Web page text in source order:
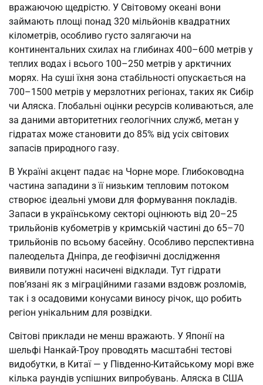
вражаючою щедрістю. У Світовому океані вони
займають площі понад 320 мільйонів квадратних
кілометрів, особливо густо залягаючи на
континентальних схилах на глибинах 400–600 метрів у
теплих водах і всього 100–250 метрів у арктичних
морях. На суші їхня зона стабільності опускається на
700–1500 метрів у мерзлотних регіонах, таких як Сибір
чи Аляска. Глобальні оцінки ресурсів коливаються, але
за даними авторитетних геологічних служб, метан у
гідратах може становити до 85% від усіх світових
запасів природного газу.
В Україні акцент падає на Чорне море. Глибоководна
частина западини з її низьким тепловим потоком
створює ідеальні умови для формування покладів.
Запаси в українському секторі оцінюють від 20–25
трильйонів кубометрів у кримській частині до 65–70
трильйонів по всьому басейну. Особливо перспективна
палеодельта Дніпра, де геофізичні дослідження
виявили потужні насичені відклади. Тут гідрати
пов’язані як з міграційними газами вздовж розломів,
так і з осадовими конусами виносу річок, що робить
регіон унікальним для розвідки.
Світові приклади не менш вражають. У Японії на
шельфі Нанкай-Троу проводять масштабні тестові
видобутки, в Китаї — у Південно-Китайському морі вже
кілька раундів успішних випробувань. Аляска в США